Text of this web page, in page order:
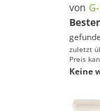
von
zuletzt
Preis
Keine